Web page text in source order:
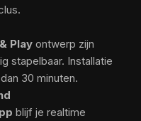
Play ontwerp zijn
stapelbaar. Installatie
30 minuten.
blijf je realtime